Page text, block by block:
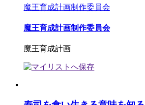
魔王育成計画制作委員会
魔王育成計画制作委員会
魔王育成計画